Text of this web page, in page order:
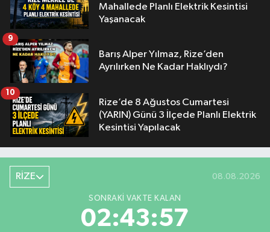
Mahallede Planlı Elektrik Kesintisi
Yaşanacak
Barış Alper Yılmaz, Rize’den
Ayrılırken Ne Kadar Haklıydı?
9
Rize’de 8 Ağustos Cumartesi
(YARIN) Günü 3 İlçede Planlı Elektrik
Kesintisi Yapılacak
10
RİZE 08.08.2026
SONRAKI VAKTE KALAN
02:43:56